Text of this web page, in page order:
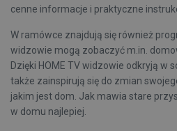
cenne informacje i praktyczne
W ramówce znajdują się również
widzowie mogą zobaczyć m.in.
Dzięki HOME TV widzowie odkryją w
także zainspirują się do zmian
jakim jest dom. Jak mawia stare
w domu najlepiej.